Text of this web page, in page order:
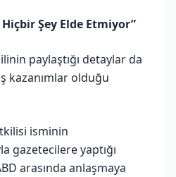
Şey Elde Etmiyor”
paylaştığı detaylar da
kazanımlar olduğu
isminin
gazetecilere yaptığı
arasında anlaşmaya